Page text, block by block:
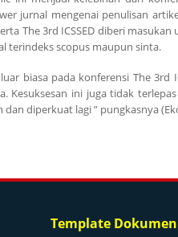
jurnal mengenai penulisan
The 3rd ICSSED diberi
terindeks scopus maupun sinta.
biasa pada konferensi The
Kesuksesan ini juga tidak
diperkuat lagi ” pungkasnya
Template Dokumen